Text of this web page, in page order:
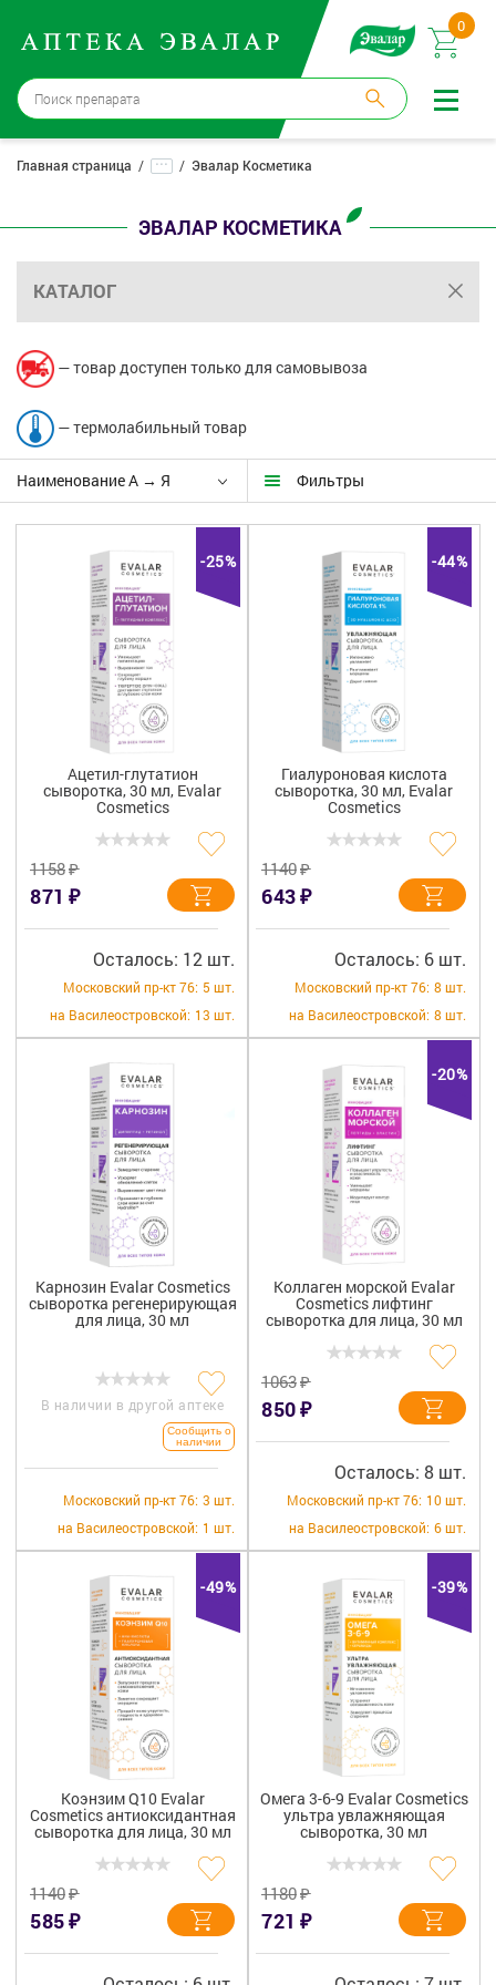
0
Санкт-Петербург→ 3 аптеки
Доставка и оплата
Способ получения:
Эвалар
Косметика
Гигиена
Изделия медицинского назначения
Планирование семьи
Медтехника
Ортопедия
Мама и малыш
Уход за больными
Витамины
Скидки и акции
+7 (812) 570-55-00 Вакансии
Главная страница ... Эвалар Косметика
ЭВАЛАР КОСМЕТИКА
КАТАЛОГ
— товар доступен только для самовывоза
— термолабильный товар
Наименование А → Я Фильтры
-25%
Ацетил-глутатион
сыворотка, 30 мл, Evalar
Cosmetics
1158₽
871 ₽
Осталось: 12 шт.
Московский пр-кт 76: 5 шт.
на Василеостровской: 13 шт.
-44%
Гиалуроновая кислота
сыворотка, 30 мл, Evalar
Cosmetics
1140₽
643₽
Осталось: 6 шт.
Московский пр-кт 76: 8 шт.
на Василеостровской: 8 шт.
Карнозин Evalar Cosmetics
сыворотка регенерирующая
для лица, 30 мл
В наличии в другой аптеке
Сообщить о
наличии
Московский пр-кт 76: 3 шт.
на Василеостровской: 1 шт.
-20%
Коллаген морской Evalar
Cosmetics лифтинг
сыворотка для лица, 30 мл
1063₽
850₽
Осталось: 8 шт.
Московский пр-кт 76: 10 шт.
на Василеостровской: 6 шт.
-49%
Коэнзим Q10 Evalar
Cosmetics антиоксидантная
сыворотка для лица, 30 мл
1140₽
585₽
-39%
Омега 3-6-9 Evalar Cosmetics
ультра увлажняющая
сыворотка, 30 мл
1180₽
721 ₽